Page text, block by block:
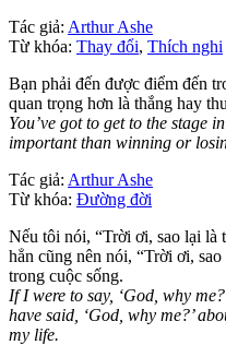
Tác giả: Arthur Ashe
Từ khóa: Thay đổi, Thích nghi
Bạn phải đến được điểm đến
quan trọng hơn là thắng hay
You’ve got to get to the stage
important than winning or
Tác giả: Arthur Ashe
Từ khóa: Đường đời
Nếu tôi nói, “Trời ơi, sao lại là
hẳn cũng nên nói, “Trời ơi,
trong cuộc sống.
If I were to say, ‘God, why
have said, ‘God, why me?’
my life.